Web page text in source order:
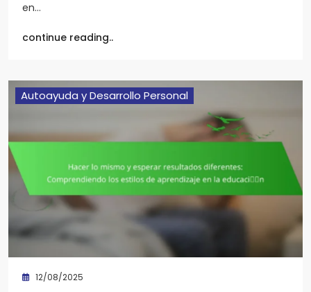
en…
continue reading..
Autoayuda y Desarrollo Personal
12/08/2025